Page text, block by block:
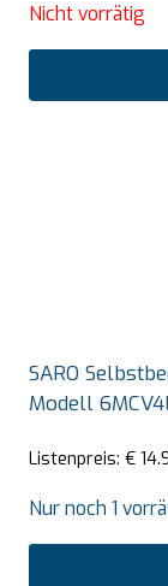
Nicht vorrätig
SARO
Modell
Listenpreis: €
Nur noch 1